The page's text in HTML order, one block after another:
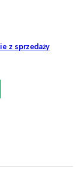
z sprzedaży